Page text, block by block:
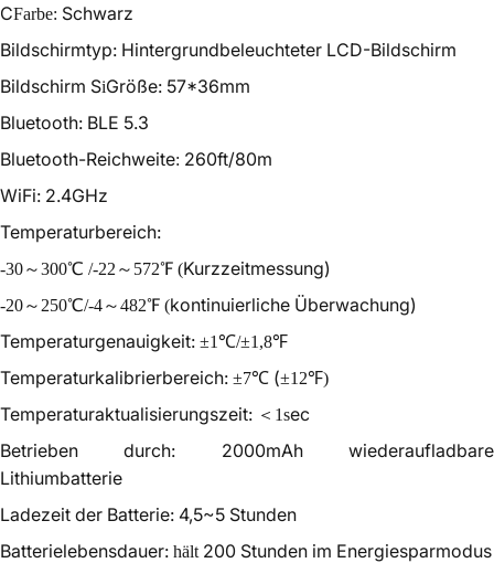
CFarbe: Schwarz
Bildschirmtyp: Hintergrundbeleuchteter LCD-Bildschirm
Bildschirm SiGröße: 57*36mm
Bluetooth: BLE 5.3
Bluetooth-Reichweite: 260ft/80m
WiFi: 2.4GHz
Temperaturbereich:
-30～300℃ /-22～572℉ (Kurzzeitmessung)
-20～250℃/-4～482℉ (kontinuierliche Überwachung)
Temperaturgenauigkeit: ±1℃/±1,8℉
Temperaturkalibrierbereich: ±7℃ (±12℉)
Temperaturaktualisierungszeit: ＜ 1sec
Betrieben durch: 2000mAh wiederaufladbare
Lithiumbatterie
Ladezeit der Batterie: 4,5~5 Stunden
Batterielebensdauer: hält 200 Stunden im Energiesparmodus